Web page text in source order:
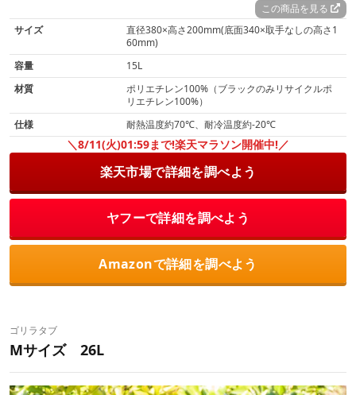
この商品を見る
サイズ
直径380×高さ200mm(底面340×取手なしの高さ1
60mm)
容量
15L
材質
ポリエチレン100%（ブラックのみリサイクルポ
リエチレン100%）
仕様
耐熱温度約70℃、耐冷温度約-20℃
＼8/11(火)01:59まで!楽天マラソン開催中!／
楽天市場で詳細を調べよう
ヤフーで詳細を調べよう
Amazonで詳細を調べよう
ゴリラタブ
Mサイズ 26L